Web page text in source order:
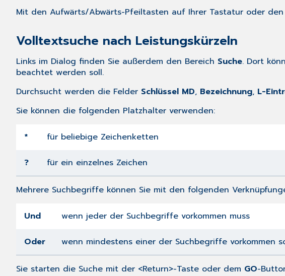
Mit den Aufwärts/Abwärts-Pfeiltasten auf Ihrer Tastatur oder
Volltextsuche nach Leistungskürzeln
Links im Dialog finden Sie außerdem den Bereich Suche. Dort
beachtet werden soll.
Durchsucht werden die Felder Schlüssel MD, Bezeichnung, L-
Sie können die folgenden Platzhalter verwenden:
* für beliebige Zeichenketten
? für ein einzelnes Zeichen
Mehrere Suchbegriffe können Sie mit den folgenden
Und wenn jeder der Suchbegriffe vorkommen muss
Oder wenn mindestens einer der Suchbegriffe vorkommen
Sie starten die Suche mit der <Return>-Taste oder dem GO-